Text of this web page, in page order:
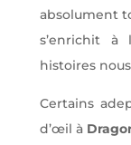
absolument
s’enrichit à
histoires
Certains
d’œil à